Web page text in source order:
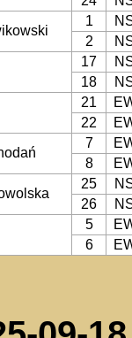
1
2
17
18
21
22
7
8
25
26
5
6